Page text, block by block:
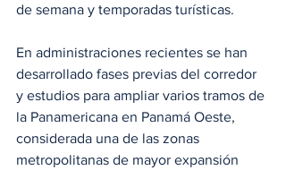
de semana y temporadas turísticas.
En administraciones recientes se han
desarrollado fases previas del corredor
y estudios para ampliar varios tramos de
la Panamericana en Panamá Oeste,
considerada una de las zonas
metropolitanas de mayor expansión